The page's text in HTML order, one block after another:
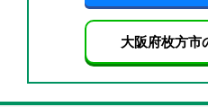
大阪府枚方市